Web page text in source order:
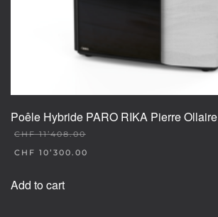
Poêle Hybride PARO RIKA Pierre Ollaire
CHF11’408.00
ORIGINAL
CHF 11'408.00.
CHF 10’300.00
IS:
Add to cart